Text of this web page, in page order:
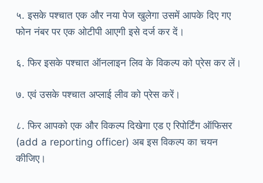
५. इसके पश्चात एक और नया पेज खुलेगा उसमें आपके दिए गए
फोन नंबर पर एक ओटीपी आएगी इसे दर्ज कर दें।
६. फिर इसके पश्चात ऑनलाइन लिव के विकल्प को प्रेस कर लें।
७. एवं उसके पश्चात अप्लाई लीव को प्रेस करें।
८. फिर आपको एक और विकल्प दिखेगा एड ए रिपोर्टिंग ऑफिसर
(add a reporting officer) अब इस विकल्प का चयन
कीजिए।